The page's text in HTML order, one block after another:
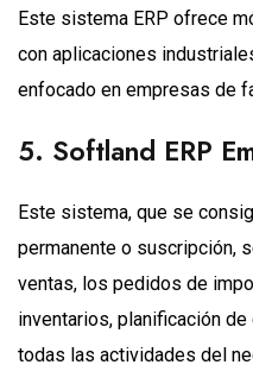
Este sistema ERP ofrece
con aplicaciones
enfocado en empresas de
5. Softland ERP
Este sistema, que se
permanente o suscripción,
ventas, los pedidos de
inventarios, planificación
todas las actividades del